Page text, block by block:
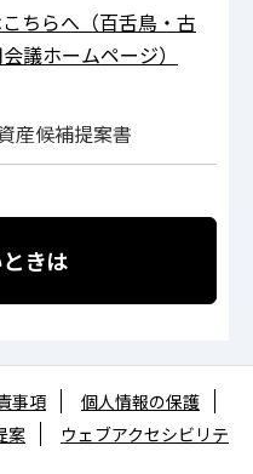
ちらへ（百舌鳥・古
議ホームページ）
産候補提案書
きは
事項
個人情報の保護
案
ウェブアクセシビリテ